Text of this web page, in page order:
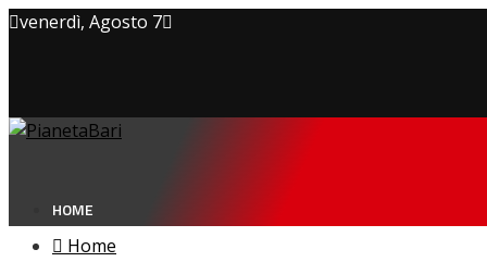
venerdì, Agosto 7
Cookie Policy
HOME
Home